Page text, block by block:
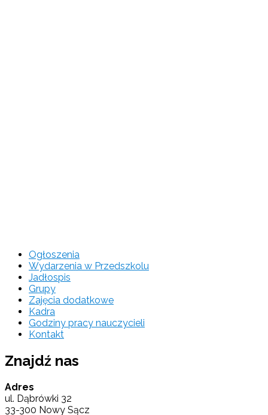
Ogłoszenia
Wydarzenia w Przedszkolu
Jadłospis
Grupy
Zajęcia dodatkowe
Kadra
Godziny pracy nauczycieli
Kontakt
Znajdź nas
Adres
ul. Dąbrówki 32
33-300 Nowy Sącz